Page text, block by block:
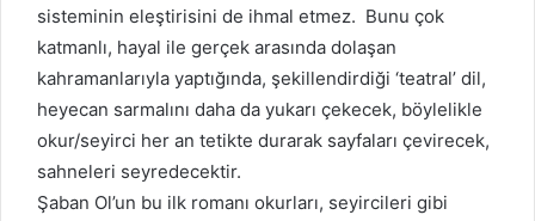
sisteminin eleştirisini de ihmal etmez. Bunu çok
katmanlı, hayal ile gerçek arasında dolaşan
kahramanlarıyla yaptığında, şekillendirdiği ‘teatral’ dil,
heyecan sarmalını daha da yukarı çekecek, böylelikle
okur/seyirci her an tetikte durarak sayfaları çevirecek,
sahneleri seyredecektir.
Şaban Ol’un bu ilk romanı okurları, seyircileri gibi